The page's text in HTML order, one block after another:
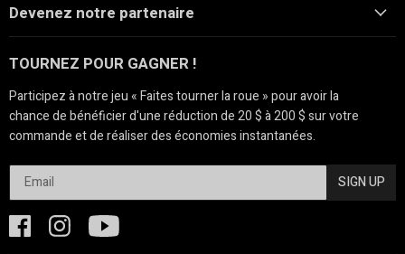
Devenez notre partenaire
TOURNEZ POUR GAGNER !
Participez à notre jeu « Faites tourner la roue » pour avoir la
chance de bénéficier d'une réduction de 20 $ à 200 $ sur votre
commande et de réaliser des économies instantanées.
SIGN UP